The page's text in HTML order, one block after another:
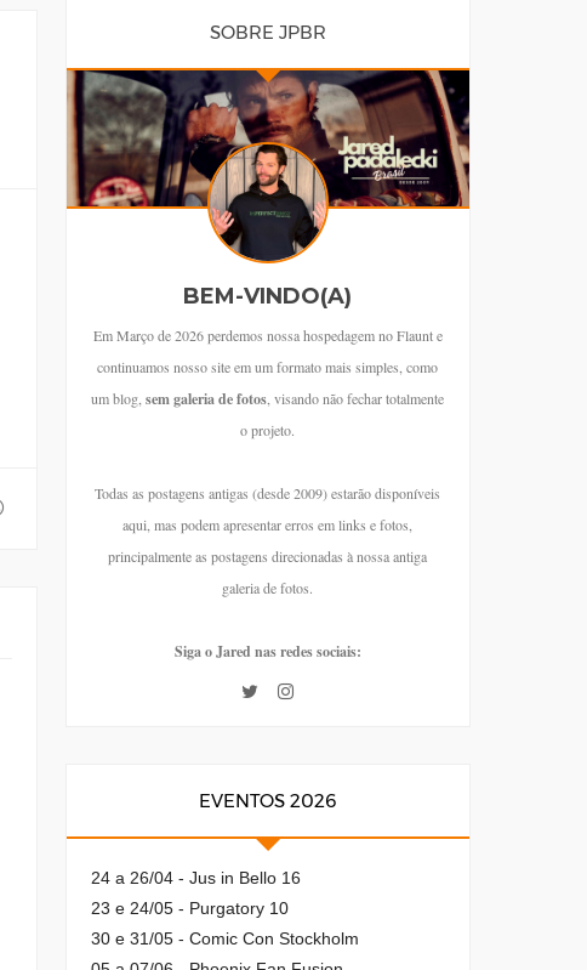
SOBRE JPBR
BEM-VINDO(A)
Em Março de 2026 perdemos nossa hospedagem no Flaunt e
continuamos nosso site em um formato mais simples, como
um blog,sem galeria de fotos, visando não fechar totalmente
o projeto.
Todas as postagens antigas (desde 2009) estarão disponíveis
aqui, mas podem apresentar erros em links e fotos,
principalmente as postagens direcionadas à nossa antiga
galeria de fotos.
Siga o Jared nas redes sociais:
EVENTOS 2026
24 a 26/04 - Jus in Bello 16
23 e 24/05 - Purgatory 10
30 e 31/05 - Comic Con Stockholm